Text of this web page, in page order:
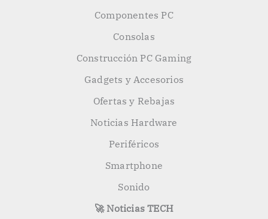
Componentes PC
Consolas
Construcción PC Gaming
Gadgets y Accesorios
Ofertas y Rebajas
Noticias Hardware
Periféricos
Smartphone
Sonido
🚀 Noticias TECH